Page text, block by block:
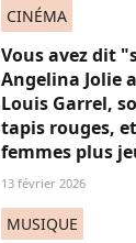
CINÉMA
Vous avez dit
Angelina Jolie
Louis Garrel,
tapis rouges,
femmes plus
13 février 2026
MUSIQUE